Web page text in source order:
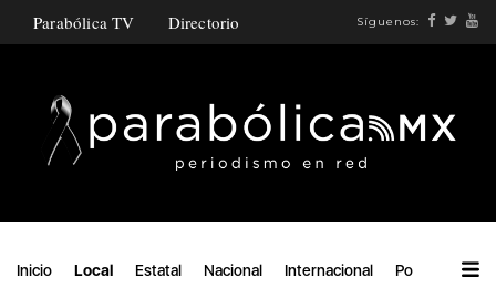
Parabólica TV Directorio Síguenos:
Inicio Local Estatal Nacional Internacional Política